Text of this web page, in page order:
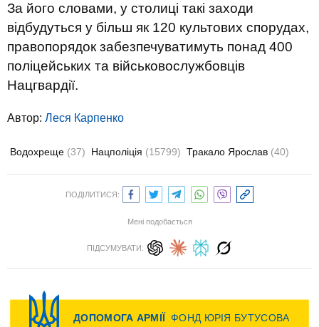
За його словами, у столиці такі заходи
відбудуться у більш як 120 культових спорудах,
правопорядок забезпечуватимуть понад 400
поліцейських та військовослужбовців
Нацгвардії.
Автор: Леся Карпенко
Водохреще (37) Нацполіція (15799) Тракало Ярослав (40)
ПОДІЛИТИСЯ:
Мені подобається
ПІДСУМУВАТИ: